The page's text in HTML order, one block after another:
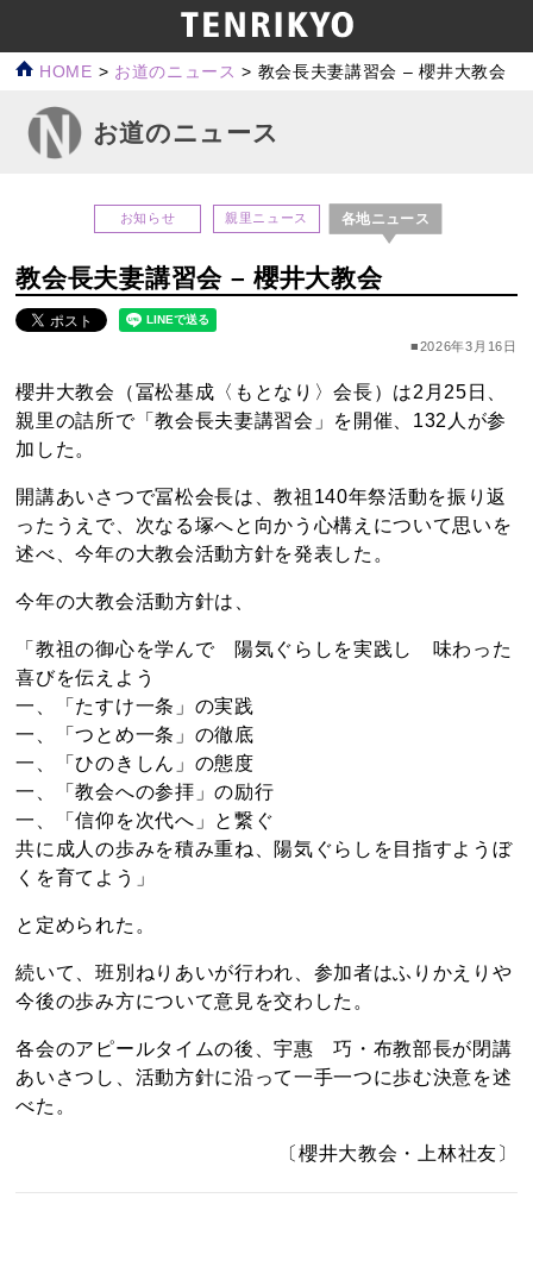
HOME > お道のニュース > 教会長夫妻講習会 – 櫻井大教会
お道のニュース
お知らせ 親里ニュース 各地ニュース
教会長夫妻講習会 – 櫻井大教会
■2026年3月16日
櫻井大教会（冨松基成〈もとなり〉会長）は2月25日、
親里の詰所で「教会長夫妻講習会」を開催、132人が参
加した。
開講あいさつで冨松会長は、教祖140年祭活動を振り返
ったうえで、次なる塚へと向かう心構えについて思いを
述べ、今年の大教会活動方針を発表した。
今年の大教会活動方針は、
「教祖の御心を学んで 陽気ぐらしを実践し 味わった
喜びを伝えよう
一、「たすけ一条」の実践
一、「つとめ一条」の徹底
一、「ひのきしん」の態度
一、「教会への参拝」の励行
一、「信仰を次代へ」と繋ぐ
共に成人の歩みを積み重ね、陽気ぐらしを目指すようぼ
くを育てよう」
と定められた。
続いて、班別ねりあいが行われ、参加者はふりかえりや
今後の歩み方について意見を交わした。
各会のアピールタイムの後、宇惠 巧・布教部長が閉講
あいさつし、活動方針に沿って一手一つに歩む決意を述
べた。
〔櫻井大教会・上林社友〕